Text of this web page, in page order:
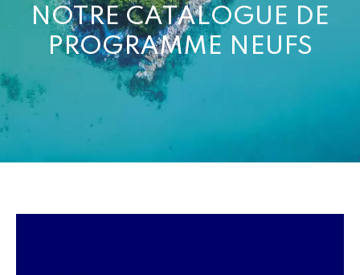
NOTRE CATALOGUE DE
PROGRAMME NEUFS